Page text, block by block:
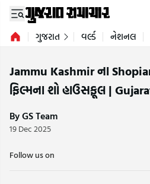
ગુજરાત વર્લ્ડ નેશનલ
Jammu Kashmir ના
ફિલ્મના શો હાઉસફૂલ |
By GS Team
19 Dec 2025
Follow us on